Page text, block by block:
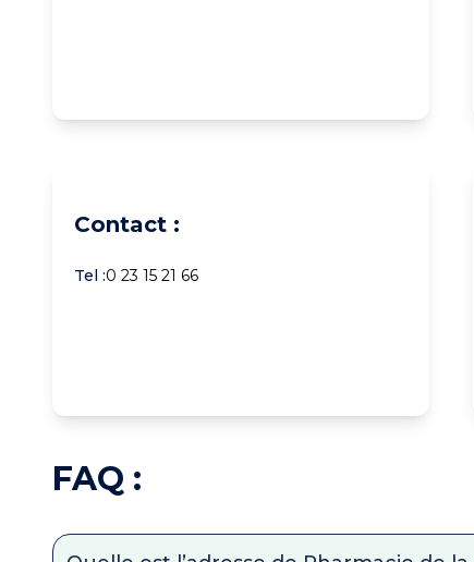
Contact :
Tel :0 23 15 21 66
FAQ :